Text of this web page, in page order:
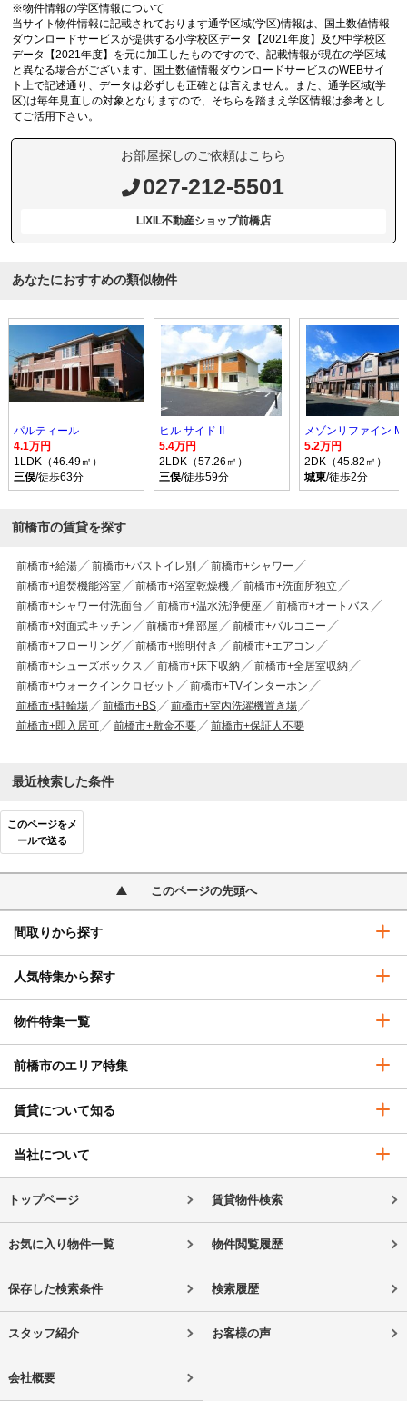
※物件情報の学区情報について
当サイト物件情報に記載されております通学区域(学区)情報は、国土数値情報
ダウンロードサービスが提供する小学校区データ【2021年度】及び中学校区
データ【2021年度】を元に加工したものですので、記載情報が現在の学区域
と異なる場合がございます。国土数値情報ダウンロードサービスのWEBサイ
ト上で記述通り、データは必ずしも正確とは言えません。また、通学区域(学
区)は毎年見直しの対象となりますので、そちらを踏まえ学区情報は参考とし
てご活用下さい。
お部屋探しのご依頼はこちら
027-212-5501
LIXIL不動産ショップ前橋店
あなたにおすすめの類似物件
パルティール
4.1万円
1LDK（46.49㎡）
三俣/徒歩63分
ヒル サイド II
5.4万円
2LDK（57.26㎡）
三俣/徒歩59分
メゾンリファイン M
5.2万円
2DK（45.82㎡）
城東/徒歩2分
前橋市の賃貸を探す
前橋市+給湯 前橋市+バストイレ別
前橋市+シャワー
前橋市+追焚機能浴室
前橋市+浴室乾燥機
前橋市+洗面所独立
前橋市+シャワー付洗面台
前橋市+温水洗浄便座
前橋市+オートバス
前橋市+対面式キッチン
前橋市+角部屋
前橋市+バルコニー
前橋市+フローリング
前橋市+照明付き
前橋市+エアコン
前橋市+シューズボックス
前橋市+床下収納
前橋市+全居室収納
前橋市+ウォークインクロゼット
前橋市+TVインターホン
前橋市+駐輪場
前橋市+BS
前橋市+室内洗濯機置き場
前橋市+即入居可
前橋市+敷金不要 前橋市+保証人不要
最近検索した条件
このページをメ
ールで送る
このページの先頭へ
間取りから探す
人気特集から探す
物件特集一覧
前橋市のエリア特集
賃貸について知る
当社について
トップページ 賃貸物件検索
お気に入り物件一覧 物件閲覧履歴
保存した検索条件 検索履歴
スタッフ紹介 お客様の声
会社概要